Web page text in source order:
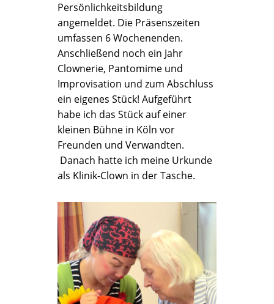
Persönlichkeitsbildung
angemeldet. Die Präsenszeiten
umfassen 6 Wochenenden.
Anschließend noch ein Jahr
Clownerie, Pantomime und
Improvisation und zum Abschluss
ein eigenes Stück! Aufgeführt
habe ich das Stück auf einer
kleinen Bühne in Köln vor
Freunden und Verwandten.
Danach hatte ich meine Urkunde
als Klinik-Clown in der Tasche.